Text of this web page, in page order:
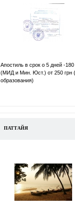
Апостиль в срок о 5 дней -180
(МИД и Мин. Юст.) от 250 грн
образования)
ПАТТАЙЯ